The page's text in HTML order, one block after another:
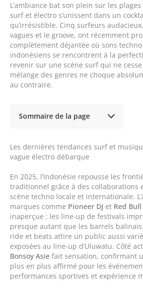
L’ambiance bat son plein sur les
surf et électro s’unissent dans un
qu’irrésistible. Cinq surfeurs
vagues et le groove, ont récemment
complètement déjantée où sons
indonésiens se rencontrent à la
revenir sur une scène surf qui ne cesse
mélange des genres ne choque
au contraire.
Sommaire de la page
Les dernières tendances surf et
vague électro débarque
En 2025, l’Indonésie repousse les
traditionnel grâce à des collaborations
scène techno locale et internationale.
marques comme Pioneer DJ et Red Bull
inaperçue : les line-up de festivals
presque autant que les barrels
ride et beats attire un public aussi
exposées au line-up d’Uluwatu. Côté
Bonsoy Asie fait sensation, confirmant
plus en plus affirmé pour les
performances sportives et expérience